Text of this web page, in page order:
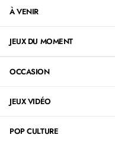
À VENIR
JEUX DU MOMENT
OCCASION
JEUX VIDÉO
POP CULTURE